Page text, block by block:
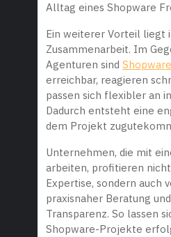
Alltag eines Shopware
Ein weiterer Vorteil liegt
Zusammenarbeit. Im
Agenturen sind
erreichbar, reagieren
passen sich flexibler an
Dadurch entsteht eine
dem Projekt
Unternehmen, die mit
arbeiten, profitieren
Expertise, sondern auch
praxisnaher Beratung
Transparenz. So lassen
Shopware-Projekte